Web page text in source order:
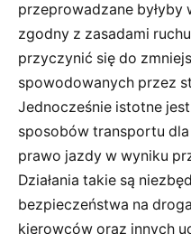
przeprowadzane
zgodny z zasadami
przyczynić się do
spowodowanych przez
Jednocześnie istotne
sposobów transportu
prawo jazdy w wyniku
Działania takie są
bezpieczeństwa na
kierowców oraz innych